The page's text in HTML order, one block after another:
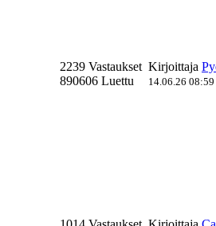
2239 Vastaukset
890606 Luettu
Kirjoittaja
14.06.26 08:59